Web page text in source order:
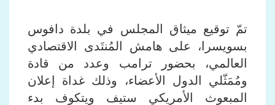
تمّ توقيع ميثاق المجلس في بلدة دافوس
بسويسرا، على هامش المُنتَدى الاقتصادي
العالمي، بحضور ترامب وعدد من قادة
ومُمَثّلي الدول الأعضاء،
وذلك غداة إعلان
المبعوث الأمريكي ستيف ويتكوف بدء